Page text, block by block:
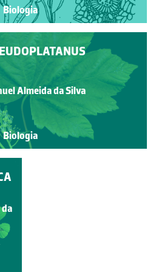
Biologia
Almeida da Silva
Biologia